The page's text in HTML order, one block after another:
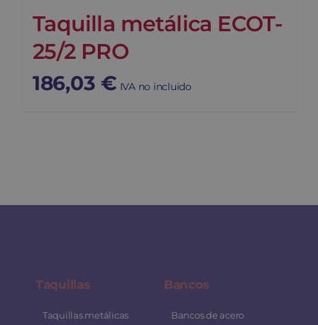
Taquilla metálica ECOT-
25/2 PRO
186,03 € IVA no incluido
Taquillas
Taquillas metálicas
Bancos
Bancos de acero